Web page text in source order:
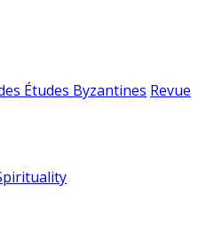
Études Byzantines Revue